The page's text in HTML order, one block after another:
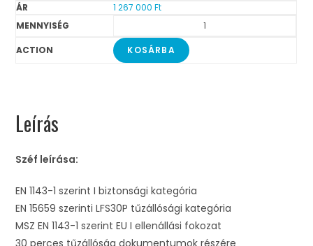
1 267 000Ft
KOSÁRBA
Leírás
Széf leírása:
EN 1143-1 szerint I biztonsági kategória
EN 15659 szerinti LFS30P tűzállósági kategória
MSZ EN 1143-1 szerint EU I ellenállási fokozat